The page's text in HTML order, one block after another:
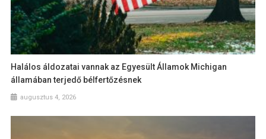
Halálos áldozatai vannak az Egyesült Államok Michigan
államában terjedő bélfertőzésnek
augusztus 4, 2026